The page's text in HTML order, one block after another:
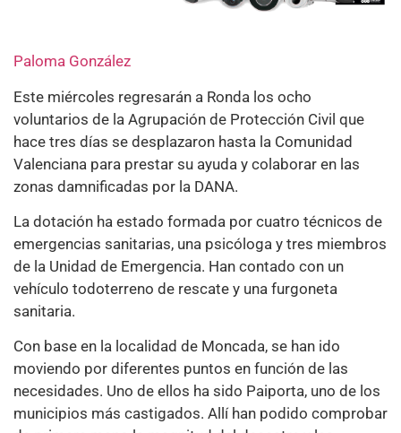
Paloma González
Este miércoles regresarán a Ronda los ocho
voluntarios de la Agrupación de Protección Civil que
hace tres días se desplazaron hasta la Comunidad
Valenciana para prestar su ayuda y colaborar en las
zonas damnificadas por la DANA.
La dotación ha estado formada por cuatro técnicos de
emergencias sanitarias, una psicóloga y tres miembros
de la Unidad de Emergencia. Han contado con un
vehículo todoterreno de rescate y una furgoneta
sanitaria.
Con base en la localidad de Moncada, se han ido
moviendo por diferentes puntos en función de las
necesidades. Uno de ellos ha sido Paiporta, uno de los
municipios más castigados. Allí han podido comprobar